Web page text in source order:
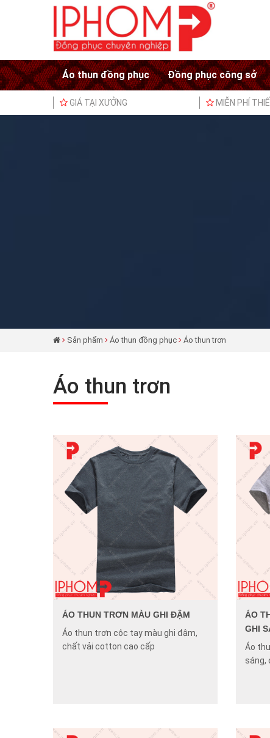
Áo thun đồng phục Đồng phục công sở
GIÁ TẠI XƯỞNG MIỄN PHÍ
Sản phẩm Áo thun đồng phục Áo thun trơn
Áo thun trơn
ÁO THUN TRƠN MÀU GHI ĐẬM
Áo thun trơn cộc tay màu ghi đậm,
chất vải cotton cao cấp
ÁO
GHI
Áo
sáng,